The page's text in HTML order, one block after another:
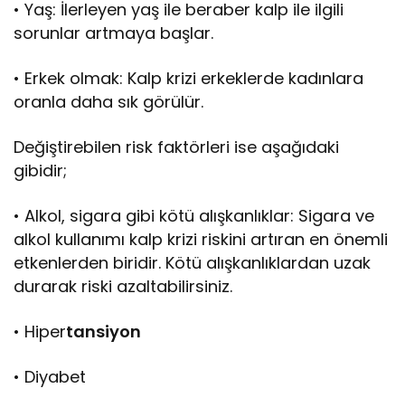
• Yaş: İlerleyen yaş ile beraber kalp ile ilgili
sorunlar artmaya başlar.
• Erkek olmak: Kalp krizi erkeklerde kadınlara
oranla daha sık görülür.
Değiştirebilen risk faktörleri ise aşağıdaki
gibidir;
• Alkol, sigara gibi kötü alışkanlıklar: Sigara ve
alkol kullanımı kalp krizi riskini artıran en önemli
etkenlerden biridir. Kötü alışkanlıklardan uzak
durarak riski azaltabilirsiniz.
• Hipertansiyon
• Diyabet